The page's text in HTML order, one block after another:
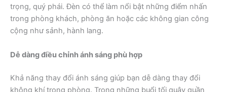
trọng, quý phái. Đèn có thể làm nổi bật những điểm nhấn
trong phòng khách, phòng ăn hoặc các không gian công
cộng như sảnh, hành lang.
Dễ dàng điều chỉnh ánh sáng phù hợp
Khả năng thay đổi ánh sáng giúp bạn dễ dàng thay đổi
không khí trong phòng. Trong những buổi tối quây quần